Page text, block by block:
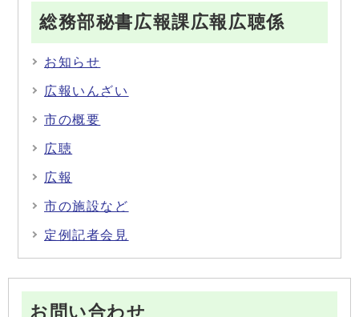
総務部秘書広報課広報広聴係
お知らせ
広報いんざい
市の概要
広聴
広報
市の施設など
定例記者会見
お問い合わせ